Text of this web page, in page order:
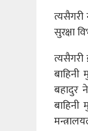
त्यसैगरी
सुरक्षा
बहादुर